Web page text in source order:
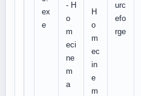
ex
e
- H
o
m
eci
ne
m
a
H
o
m
ec
in
e
m
urc
efo
rge